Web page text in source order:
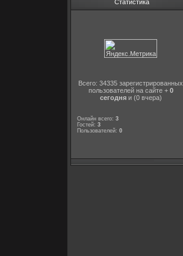
Статистика
Всего: 34335 зарегистрированных
пользователей на сайте + 0
сегодняи (0 вчера)
Онлайн всего: 3
Гостей: 3
Пользователей: 0